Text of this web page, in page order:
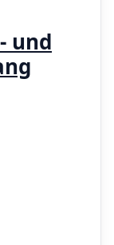
und